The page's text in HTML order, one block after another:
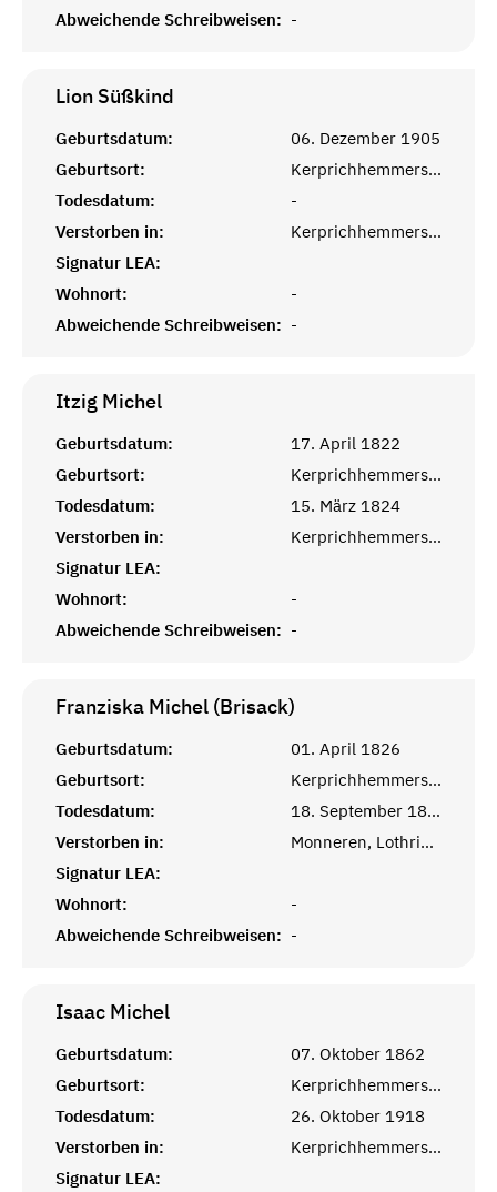
Abweichende Schreibweisen: -
Lion Süßkind
Geburtsdatum:
06. Dezember 1905
Geburtsort:
Kerprichhemmersdorf, Saarlouis
Todesdatum:
-
Verstorben in:
Kerprichhemmersdorf, Saarlouis
Signatur LEA:
Wohnort:
-
Abweichende Schreibweisen: -
Itzig Michel
Geburtsdatum:
17. April 1822
Geburtsort:
Kerprichhemmersdorf, Saarlouis
Todesdatum:
15. März 1824
Verstorben in:
Kerprichhemmersdorf, Saarlouis
Signatur LEA:
Wohnort:
-
Abweichende Schreibweisen: -
Franziska Michel (Brisack)
Geburtsdatum:
01. April 1826
Geburtsort:
Kerprichhemmersdorf, Saarlouis
Todesdatum:
18. September 1886
Verstorben in:
Monneren, Lothringen
Signatur LEA:
Wohnort:
-
Abweichende Schreibweisen: -
Isaac Michel
Geburtsdatum:
07. Oktober 1862
Geburtsort:
Kerprichhemmersdorf, Saarlouis
Todesdatum:
26. Oktober 1918
Verstorben in:
Kerprichhemmersdorf, Saarlouis
Signatur LEA: